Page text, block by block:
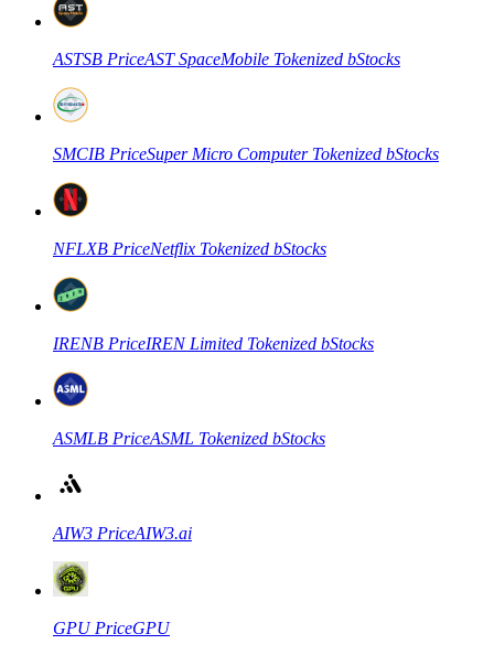
Futuros del USDC
Futuros que utilizan USDC como garantía
Copiar Trading
Únete a los mejores traders
ASTSB PriceAST SpaceMobile Tokenized bStocks
SMCIB PriceSuper Micro Computer Tokenized bStocks
NFLXB PriceNetflix Tokenized bStocks
IRENB PriceIREN Limited Tokenized bStocks
ASMLB PriceASML Tokenized bStocks
AIW3 PriceAIW3.ai
GPUPriceGPU